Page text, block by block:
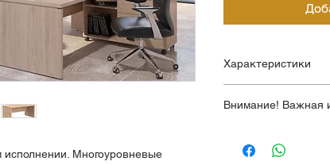
Многоуровневые
Характеристики
Толщина
Толщина каркасов:
Основной
Внимание! Важная
Пожалуйста,